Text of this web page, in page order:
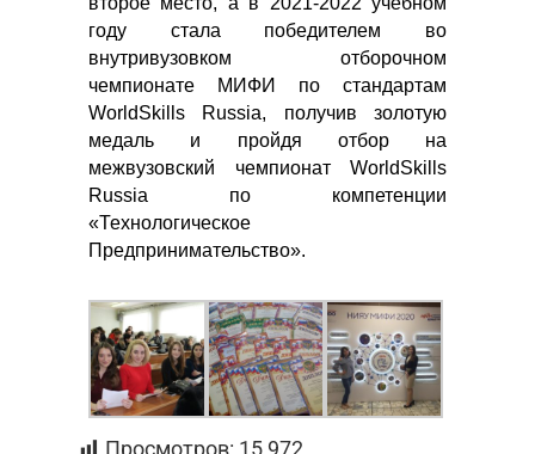
году стала победителем во
внутривузовком отборочном
чемпионате МИФИ по стандартам
WorldSkills Russia, получив золотую
медаль и пройдя отбор на
межвузовский чемпионат WorldSkills
Russia по компетенции
«Технологическое
Предпринимательство».
Просмотров: 15 972